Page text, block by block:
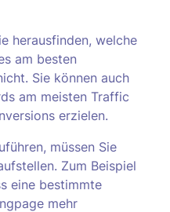
herausfinden, welche
am besten
Sie können auch
am meisten Traffic
erzielen.
müssen Sie
Zum Beispiel
eine bestimmte
mehr